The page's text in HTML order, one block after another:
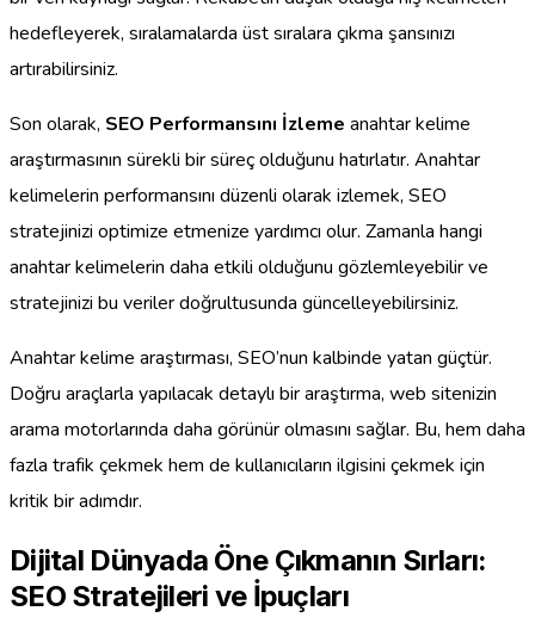
hedefleyerek, sıralamalarda üst sıralara çıkma şansınızı
artırabilirsiniz.
Son olarak, SEO Performansını İzleme anahtar kelime
araştırmasının sürekli bir süreç olduğunu hatırlatır. Anahtar
kelimelerin performansını düzenli olarak izlemek, SEO
stratejinizi optimize etmenize yardımcı olur. Zamanla hangi
anahtar kelimelerin daha etkili olduğunu gözlemleyebilir ve
stratejinizi bu veriler doğrultusunda güncelleyebilirsiniz.
Anahtar kelime araştırması, SEO’nun kalbinde yatan güçtür.
Doğru araçlarla yapılacak detaylı bir araştırma, web sitenizin
arama motorlarında daha görünür olmasını sağlar. Bu, hem daha
fazla trafik çekmek hem de kullanıcıların ilgisini çekmek için
kritik bir adımdır.
Dijital Dünyada Öne Çıkmanın Sırları:
SEO Stratejileri ve İpuçları